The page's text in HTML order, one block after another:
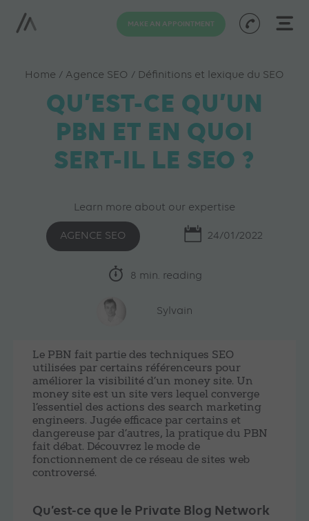
MAKE AN APPOINTMENT
Home / Agence SEO / Définitions et lexique du SEO
QU’EST-CE QU’UN
PBN ET EN QUOI
SERT-IL LE SEO ?
Learn more about our expertise
AGENCE SEO 24/01/2022
8 min. reading
Sylvain
Le PBN fait partie des techniques SEO
utilisées par certains référenceurs pour
améliorer la visibilité d’un money site. Un
money site est un site vers lequel converge
l’essentiel des actions des search marketing
engineers. Jugée efficace par certains et
dangereuse par d’autres, la pratique du PBN
fait débat. Découvrez le mode de
fonctionnement de ce réseau de sites web
controversé.
Qu’est-ce que le Private Blog Network